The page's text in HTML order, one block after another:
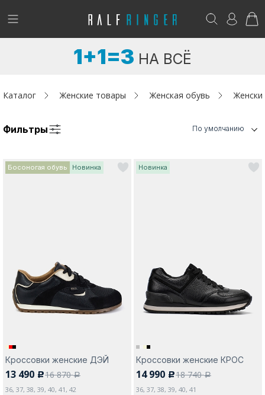
!
Женщинам
Адреса магазинов
Да, все верно Изменить город
Возникли вопросы? - club@ralf.ru
1+1=3 НА ВСЁ
Каталог Женские товары Женская обувь
Фильтры По умолчанию
Босоногая обувь Новинка
Кроссовки женские ДЭЙ
13 490 c16 870a
36, 37, 38, 39, 40, 41, 42
Новинка
Кроссовки женские КРОС
14 990 c18 740a
36, 37, 38, 39, 40, 41